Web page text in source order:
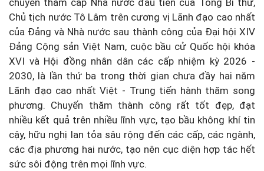
chuyến thăm cấp Nhà nước đầu tiên của Tổng Bí thư,
Chủ tịch nước Tô Lâm trên cương vị Lãnh đạo cao nhất
của Đảng và Nhà nước sau thành công của Đại hội XIV
Đảng Cộng sản Việt Nam, cuộc bầu cử Quốc hội khóa
XVI và Hội đồng nhân dân các cấp nhiệm kỳ 2026 -
2030, là lần thứ ba trong thời gian chưa đầy hai năm
Lãnh đạo cao nhất Việt - Trung tiến hành thăm song
phương. Chuyến thăm thành công rất tốt đẹp, đạt
nhiều kết quả trên nhiều lĩnh vực, tạo bầu không khí tin
cậy, hữu nghị lan tỏa sâu rộng đến các cấp, các ngành,
các địa phương hai nước, tạo nên cục diện hợp tác hết
sức sôi động trên mọi lĩnh vực.